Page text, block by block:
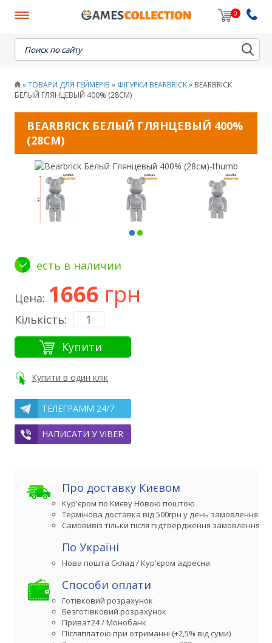
0
When autocomplete results are available use up and
» ТОВАРИ ДЛЯ ГЕЙМЕРІВ » ФІГУРКИ BEARBRICK » BEARBRICK
БЕЛЫЙ ГЛЯНЦЕВЫЙ 400% (28СМ)
BEARBRICK БЕЛЫЙ ГЛЯНЦЕВЫЙ 400%
(28СМ)
есть в наличии
Цена: 1666 грн
Кількість:
Купити
Купити в один клік
ТЕЛЕГРАММ 24/7
НАПИСАТИ У VIBER
Про доставку Києвом
Кур'єром по Києву Новою поштою
Термінова доставка від 500грн у день замовлення
Самовивіз тільки після підтвердження замовлення
По Україні
Способи оплати
Готівковий розрахунок
Безготівковий розрахунок
Приват24 / Монобанк
Післяплатою при отриманні (+2,5% від суми)